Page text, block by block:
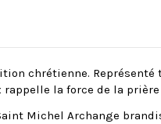
chrétienne.
la force de la
Michel Archange